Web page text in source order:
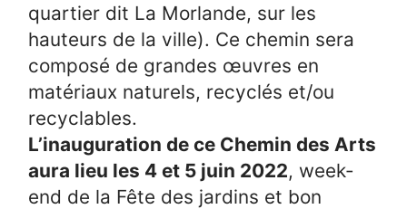
quartier dit La Morlande, sur les
hauteurs de la ville). Ce chemin sera
composé de grandes œuvres en
matériaux naturels, recyclés et/ou
recyclables.
L’inauguration de ce Chemin des Arts
aura lieu les 4 et 5 juin 2022, week-
end de la Fête des jardins et bon